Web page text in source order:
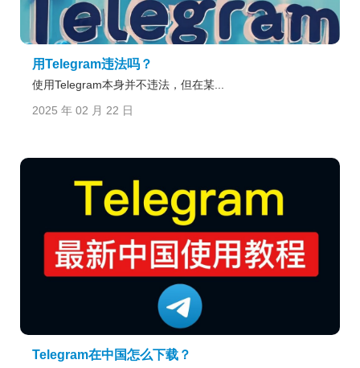
用Telegram违法吗？
使用Telegram本身并不违法，但在某...
2025 年 02 月 22 日
Telegram在中国怎么下载？